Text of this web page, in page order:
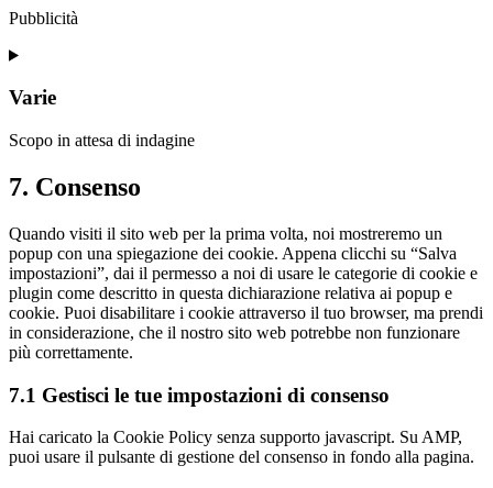
fonts
Pubblicità
Consent
service
maps
Varie
Scopo in attesa di indagine
Consent
to
varie
7. Consenso
Quando visiti il sito web per la prima volta, noi mostreremo un
popup con una spiegazione dei cookie. Appena clicchi su “Salva
impostazioni”, dai il permesso a noi di usare le categorie di cookie e
plugin come descritto in questa dichiarazione relativa ai popup e
cookie. Puoi disabilitare i cookie attraverso il tuo browser, ma prendi
in considerazione, che il nostro sito web potrebbe non funzionare
più correttamente.
7.1 Gestisci le tue impostazioni di consenso
Hai caricato la Cookie Policy senza supporto javascript. Su AMP,
puoi usare il pulsante di gestione del consenso in fondo alla pagina.